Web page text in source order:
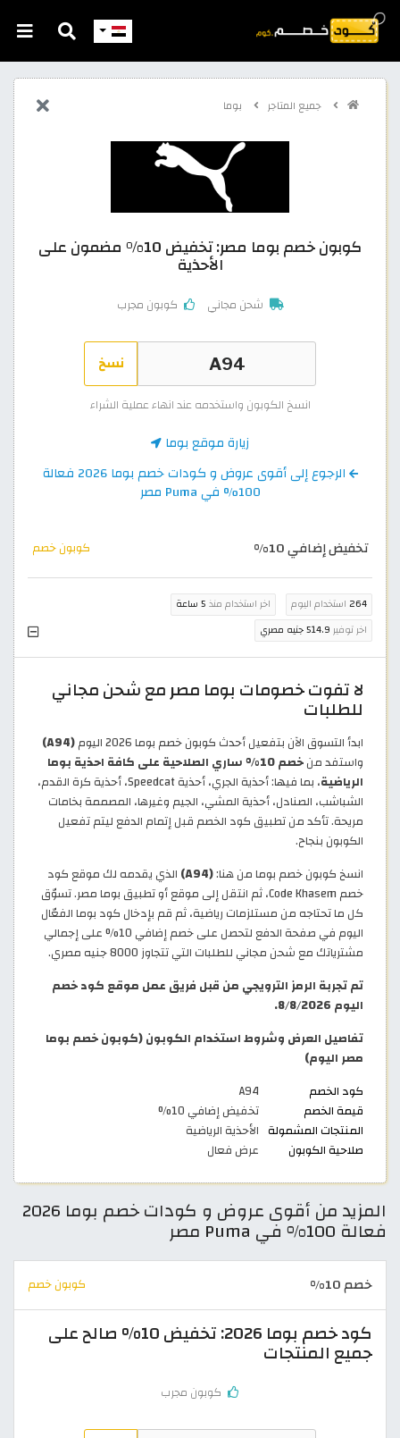
جميع المتاجر بوما
كوبون خصم بوما مصر: تخفيض 10% مضمون على
الأحذية
شحن مجاني كوبون مجرب
نسخ
انسخ الكوبون واستخدمه عند انهاء عملية الشراء
زيارة موقع بوما
الرجوع إلى أقوى عروض و كودات خصم بوما 2026 فعالة
100% في Puma مصر
تخفيض إضافي 10% كوبون خصم
264 استخدام اليوم اخر استخدام منذ 5 ساعة
اخر توفير 514.9 جنيه مصري
لا تفوت خصومات بوما مصر مع شحن مجاني
للطلبات
ابدأ التسوق الآن بتفعيل أحدث كوبون خصم بوما 2026 اليوم
(A94)
واستفد من
خصم 10% ساري الصلاحية على كافة احذية بوما
الرياضية
، بما فيها: أحذية الجري، أحذية Speedcat، أحذية كرة القدم،
الشباشب، الصنادل، أحذية المشي، الجيم وغيرها، المصممة بخامات
مريحة. تأكد من تطبيق كود الخصم قبل إتمام الدفع ليتم تفعيل
الكوبون بنجاح.
انسخ كوبون خصم بوما من هنا:(A94)
الذي يقدمه لك موقع كود
خصم Code Khasem، ثم انتقل إلى موقع أو تطبيق بوما مصر. تسوّق
كل ما تحتاجه من مستلزمات رياضية، ثم قم بإدخال كود بوما الفعّال
اليوم في صفحة الدفع لتحصل على خصم إضافي 10% على إجمالي
مشترياتك مع شحن مجاني للطلبات التي تتجاوز 8000 جنيه مصري.
تم تجربة الرمز الترويجي من قبل فريق عمل موقع كود خصم
اليوم 8/8/2026.
تفاصيل العرض وشروط استخدام الكوبون (كوبون خصم بوما
مصر اليوم)
كود الخصم
A94
قيمة الخصم
تخفيض إضافي 10%
المنتجات المشمولة الأحذية الرياضية
صلاحية الكوبون
عرض فعال
المزيد من أقوى عروض و كودات خصم بوما 2026
فعالة 100% في Puma مصر
خصم 10% كوبون خصم
كود خصم بوما 2026: تخفيض 10% صالح على
جميع المنتجات
كوبون مجرب